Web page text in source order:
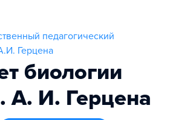
педагогический
Герцена
биологии
А. И. Герцена